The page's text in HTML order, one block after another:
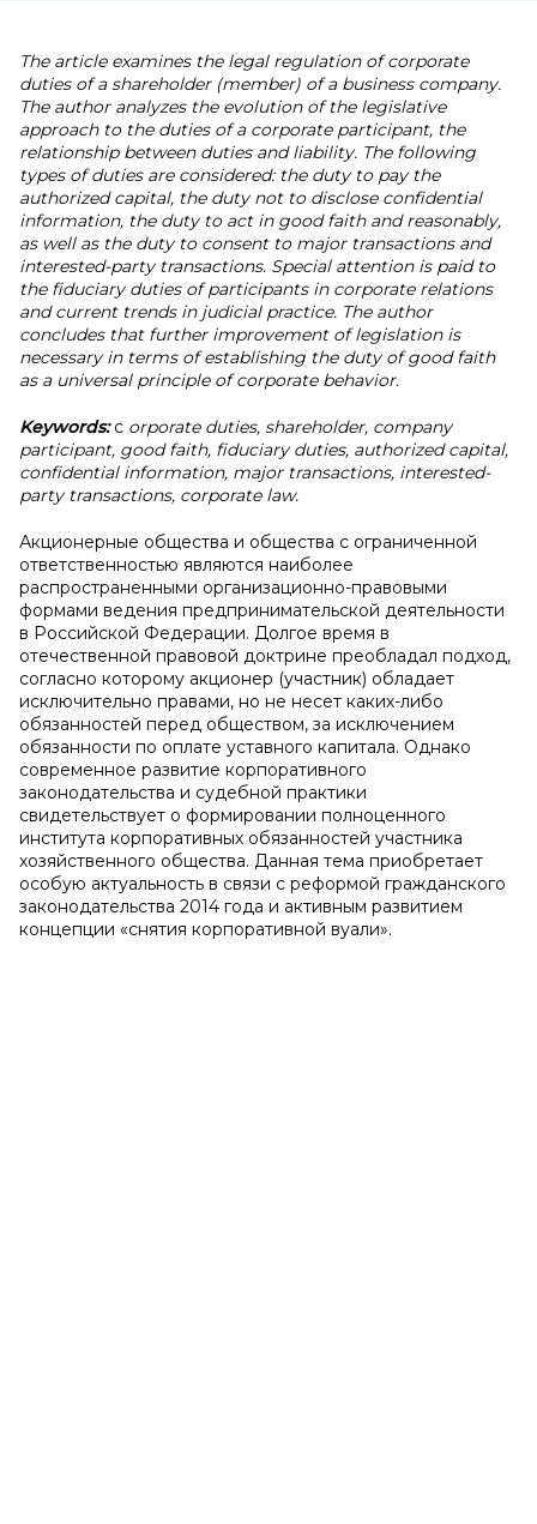
The article examines the legal regulation of corporate
duties of a shareholder (member) of a business company.
The author analyzes the evolution of the legislative
approach to the duties of a corporate participant, the
relationship between duties and liability. The following
types of duties are considered: the duty to pay the
authorized capital, the duty not to disclose confidential
information, the duty to act in good faith and reasonably,
as well as the duty to consent to major transactions and
interested-party transactions. Special attention is paid to
the fiduciary duties of participants in corporate relations
and current trends in judicial practice. The author
concludes that further improvement of legislation is
necessary in terms of establishing the duty of good faith
as a universal principle of corporate behavior.
Keywords:c orporate duties, shareholder, company
participant, good faith, fiduciary duties, authorized capital,
confidential information, major transactions, interested-
party transactions, corporate law.
Акционерные общества и общества с ограниченной
ответственностью являются наиболее
распространенными организационно-правовыми
формами ведения предпринимательской деятельности
в Российской Федерации. Долгое время в
отечественной правовой доктрине преобладал подход,
согласно которому акционер (участник) обладает
исключительно правами, но не несет каких-либо
обязанностей перед обществом, за исключением
обязанности по оплате уставного капитала. Однако
современное развитие корпоративного
законодательства и судебной практики
свидетельствует о формировании полноценного
института корпоративных обязанностей участника
хозяйственного общества. Данная тема приобретает
особую актуальность в связи с реформой гражданского
законодательства 2014 года и активным развитием
концепции «снятия корпоративной вуали».